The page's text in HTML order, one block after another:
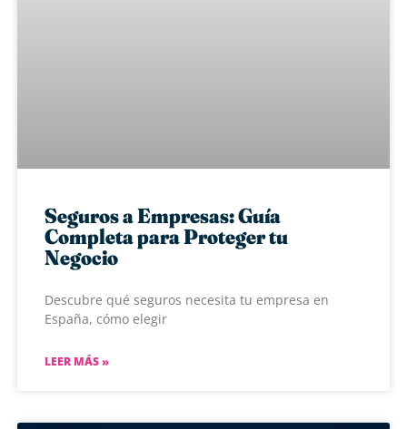
Seguros a Empresas: Guía
Completa para Proteger tu
Negocio
Descubre qué seguros necesita tu empresa en
España, cómo elegir
LEER MÁS »